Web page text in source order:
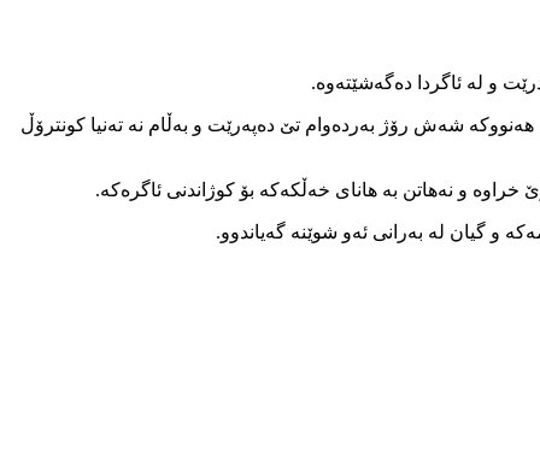
و لە ئاگردا دەگەشێتەوە.
هەنووکە شەش رۆژ بەردەوام تێ دەپەرێت و بەڵام نە تەنیا کونترۆڵ
و نەهاتن بە هانای خەڵکەکە بۆ کوژاندنی ئاگرەکە.